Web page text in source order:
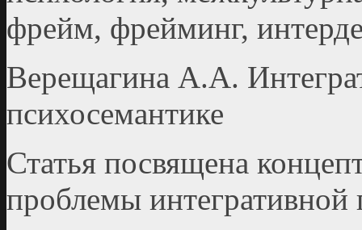
фрейм, фрейминг,
Верещагина А.А.
психосемантике
Статья посвящена
проблемы интегративной